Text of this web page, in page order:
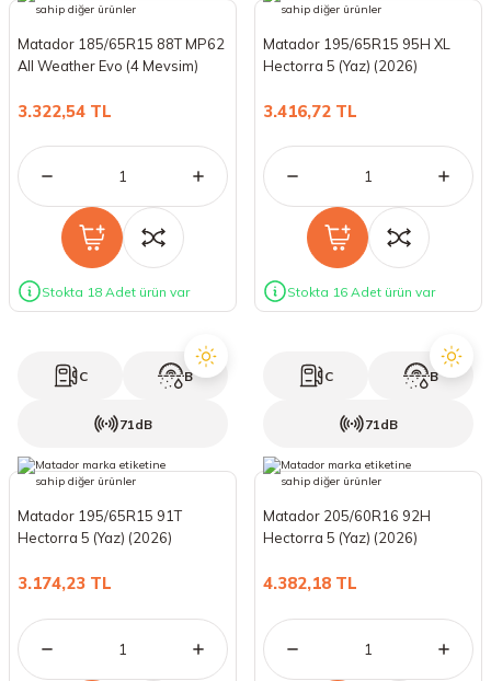
Matador 185/65R15 88T MP62
All Weather Evo (4 Mevsim)
3.322,54 TL
Stokta 18 Adet ürün var
Matador 195/65R15 95H XL
Hectorra 5 (Yaz) (2026)
3.416,72 TL
Stokta 16 Adet ürün var
C B
71dB
Matador 195/65R15 91T
Hectorra 5 (Yaz) (2026)
3.174,23 TL
C B
71dB
Matador 205/60R16 92H
Hectorra 5 (Yaz) (2026)
4.382,18 TL